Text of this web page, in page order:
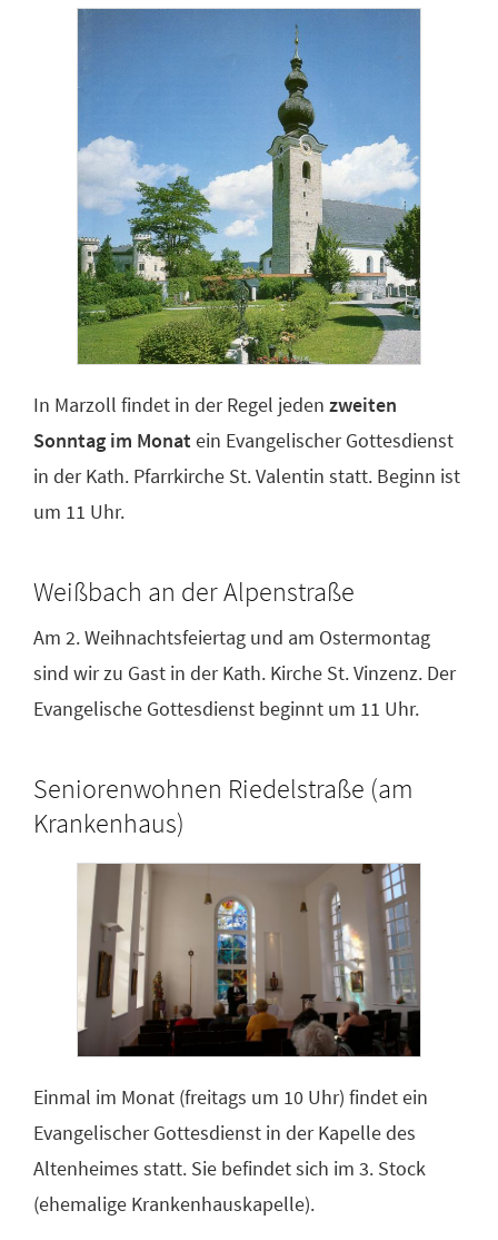
In Marzoll findet in der Regel jeden zweiten
Sonntag im Monatein Evangelischer Gottesdienst
in der Kath. Pfarrkirche St. Valentin statt. Beginn ist
um 11 Uhr.
Weißbach an der Alpenstraße
Am 2. Weihnachtsfeiertag und am Ostermontag
sind wir zu Gast in der Kath. Kirche St. Vinzenz. Der
Evangelische Gottesdienst beginnt um 11 Uhr.
Seniorenwohnen Riedelstraße (am
Krankenhaus)
Einmal im Monat (freitags um 10 Uhr) findet ein
Evangelischer Gottesdienst in der Kapelle des
Altenheimes statt. Sie befindet sich im 3. Stock
(ehemalige Krankenhauskapelle).